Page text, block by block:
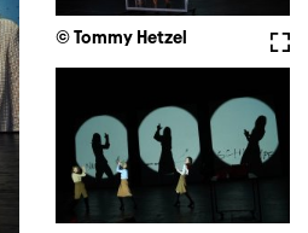
© Tommy Hetzel